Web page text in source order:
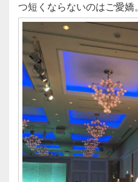
つ短くならないのはご愛嬌。